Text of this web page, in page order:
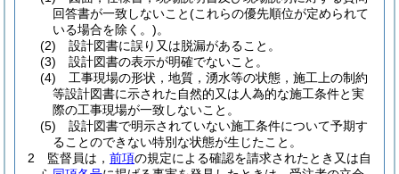
回答書が一致しないこと(これらの優先順位が定められて
いる場合を除く。)。
(2)
設計図書に誤り又は脱漏があること。
(3)
設計図書の表示が明確でないこと。
(4)
工事現場の形状，地質，湧水等の状態，施工上の制約
等設計図書に示された自然的又は人為的な施工条件と実
際の工事現場が一致しないこと。
(5)
設計図書で明示されていない施工条件について予期す
ることのできない特別な状態が生じたこと。
2
監督員は， 前項の規定による確認を請求されたとき又は自